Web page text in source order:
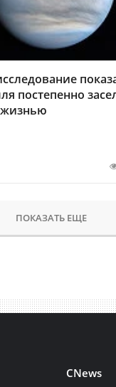
постепенно
ПОКАЗАТЬ ЕЩЕ
CNews